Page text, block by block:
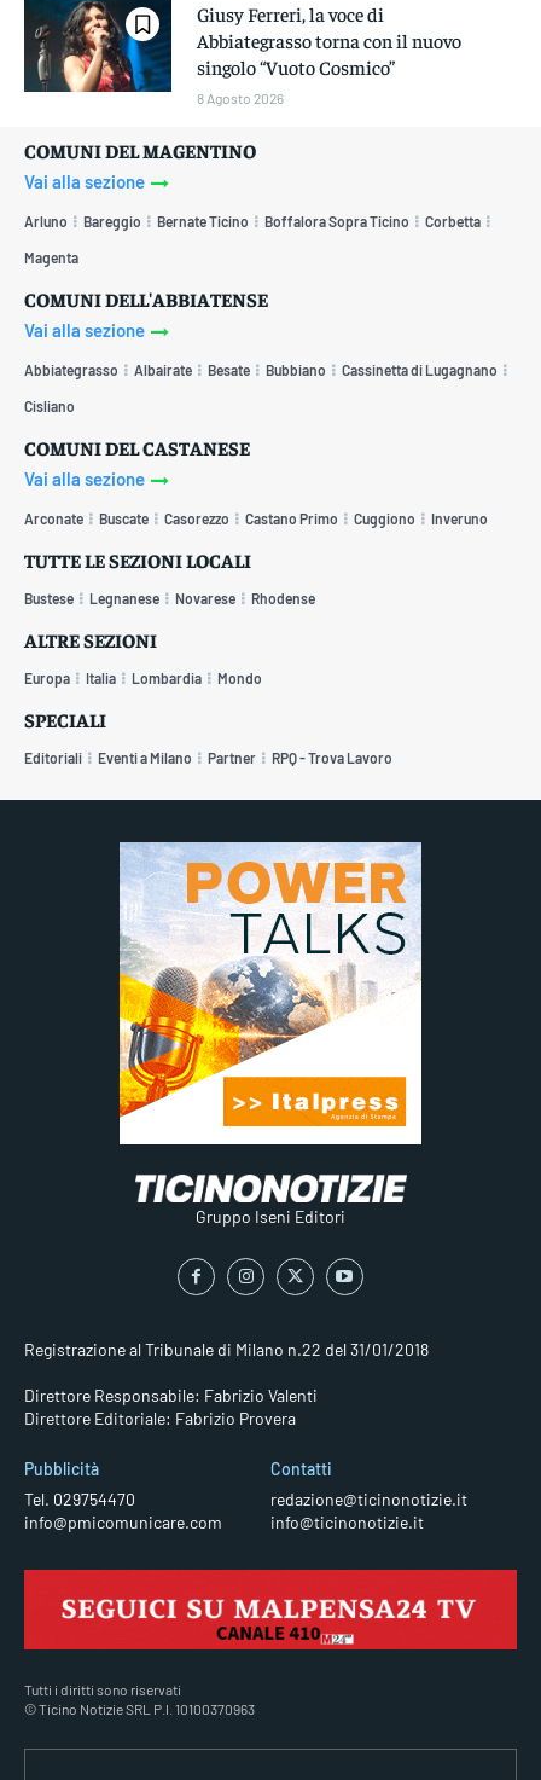
Giusy Ferreri, la voce di
Abbiategrasso torna con il nuovo
singolo “Vuoto Cosmico”
8 Agosto 2026
COMUNI DEL MAGENTINO
Vai alla sezione
Arluno Bareggio Bernate Ticino Boffalora Sopra Ticino Corbetta
Magenta
COMUNI DELL'ABBIATENSE
Vai alla sezione
Abbiategrasso Albairate Besate Bubbiano Cassinetta di Lugagnano
Cisliano
COMUNI DEL CASTANESE
Vai alla sezione
Arconate Buscate Casorezzo Castano Primo Cuggiono Inveruno
TUTTE LE SEZIONI LOCALI
Bustese Legnanese Novarese Rhodense
ALTRE SEZIONI
Europa Italia Lombardia Mondo
SPECIALI
Editoriali Eventi a Milano Partner RPQ - Trova Lavoro
Gruppo Iseni Editori
Registrazione al Tribunale di Milano n.22 del 31/01/2018
Direttore Responsabile: Fabrizio Valenti
Direttore Editoriale: Fabrizio Provera
Pubblicità
Tel. 029754470
info@pmicomunicare.com
Contatti
redazione@ticinonotizie.it
info@ticinonotizie.it
Tutti i diritti sono riservati
© Ticino Notizie SRL P.I. 10100370963